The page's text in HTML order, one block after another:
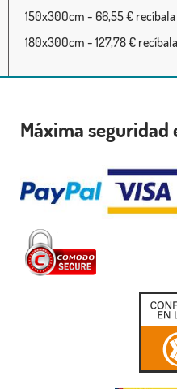
150x300cm - 66,55 € recíbala
180x300cm - 127,78 €
Máxima seguridad